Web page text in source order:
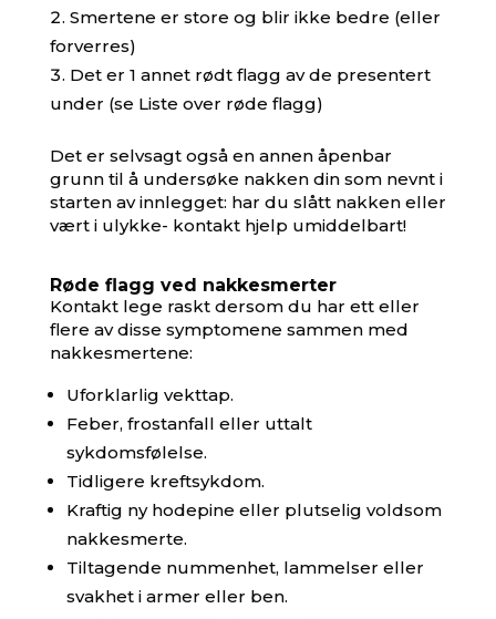
Smertene er store og blir ikke bedre (eller
forverres)
Det er 1 annet rødt flagg av de presentert
under (se Liste over røde flagg)
Det er selvsagt også en annen åpenbar
grunn til å undersøke nakken din som nevnt i
starten av innlegget: har du slått nakken eller
vært i ulykke- kontakt hjelp umiddelbart!
Røde flagg ved nakkesmerter
Kontakt lege raskt dersom du har ett eller
flere av disse symptomene sammen med
nakkesmertene:
Uforklarlig vekttap.
Feber, frostanfall eller uttalt
sykdomsfølelse.
Tidligere kreftsykdom.
Kraftig ny hodepine eller plutselig voldsom
nakkesmerte.
Tiltagende nummenhet, lammelser eller
svakhet i armer eller ben.